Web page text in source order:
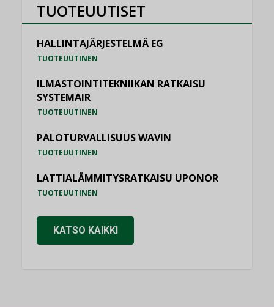
TUOTEUUTISET
HALLINTAJÄRJESTELMÄ EG
TUOTEUUTINEN
ILMASTOINTITEKNIIKAN RATKAISU
SYSTEMAIR
TUOTEUUTINEN
PALOTURVALLISUUS WAVIN
TUOTEUUTINEN
LATTIALÄMMITYSRATKAISU UPONOR
TUOTEUUTINEN
KATSO KAIKKI